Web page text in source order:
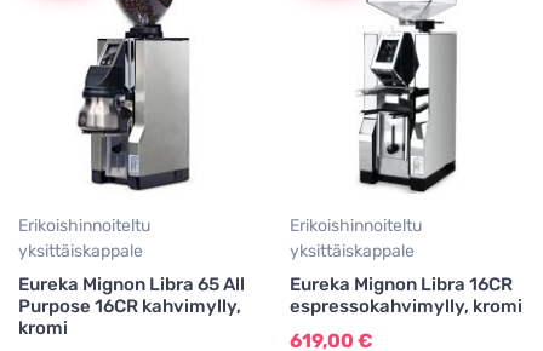
Erikoishinnoiteltu
yksittäiskappale
Eureka Mignon Libra 65 All
Purpose 16CR kahvimylly,
kromi
Erikoishinnoiteltu
yksittäiskappale
Eureka Mignon Libra 16CR
espressokahvimylly, kromi
619,00 €